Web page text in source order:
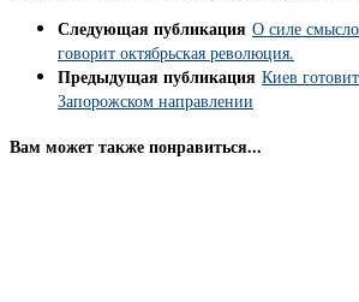
Следующая публикация О силе
говорит октябрьская революция.
Предыдущая публикация Киев
Запорожском направлении
Вам может также понравиться...